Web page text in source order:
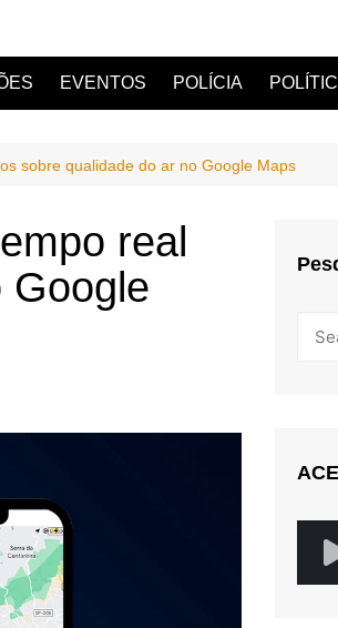
EVENTOS POLÍCIA
sobre qualidade do ar no Google Maps
real
Google